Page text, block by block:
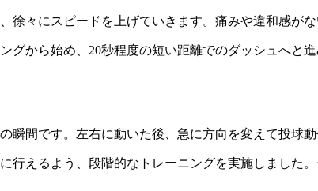
徐々にスピードを上げていきます。痛みや違和感が
グから始め、20秒程度の短い距離でのダッシュへ
瞬間です。左右に動いた後、急に方向を変えて投球
行えるよう、段階的なトレーニングを実施しました